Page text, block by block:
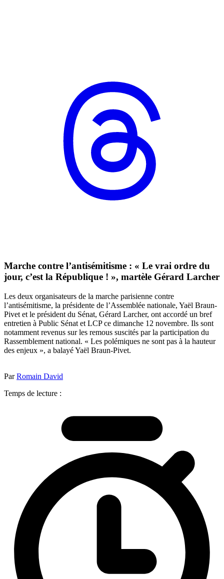
Marche contre l’antisémitisme : « Le vrai ordre du
jour, c’est la République ! », martèle Gérard Larcher
Les deux organisateurs de la marche parisienne contre
l’antisémitisme, la présidente de l’Assemblée nationale, Yaël Braun-
Pivet et le président du Sénat, Gérard Larcher, ont accordé un bref
entretien à Public Sénat et LCP ce dimanche 12 novembre. Ils sont
notamment revenus sur les remous suscités par la participation du
Rassemblement national. « Les polémiques ne sont pas à la hauteur
des enjeux », a balayé Yaël Braun-Pivet.
ParRomain David
Temps de lecture :